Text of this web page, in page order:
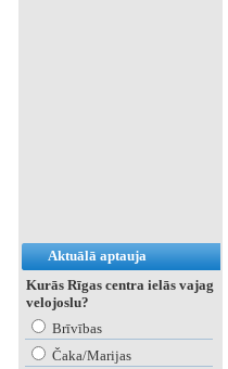
Aktuālā aptauja
Kurās Rīgas centra ielās vajag
velojoslu?
Brīvības
Čaka/Marijas